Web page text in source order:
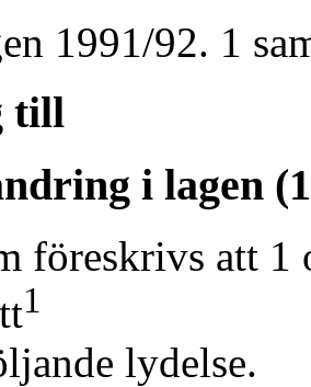
1991/92. 1
till
i lagen
föreskrivs att 1
1
lydelse.